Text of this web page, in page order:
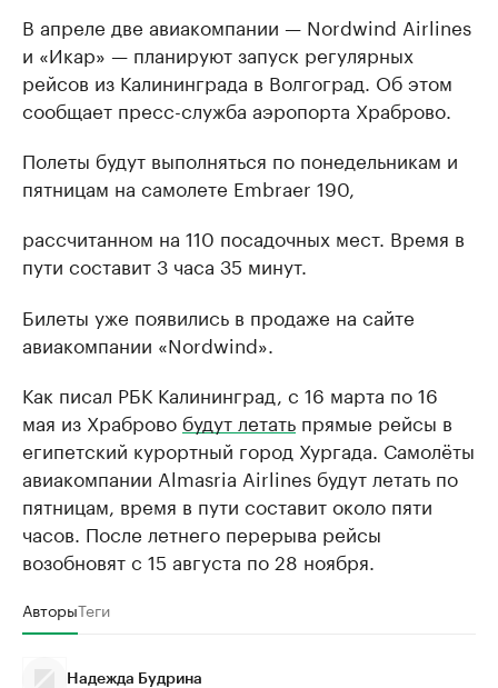
В апреле две авиакомпании — Nordwind Airlines
и «Икар» — планируют запуск регулярных
рейсов из Калининграда в Волгоград. Об этом
сообщает пресс-служба аэропорта Храброво.
Полеты будут выполняться по понедельникам и
пятницам на самолете Embraer 190,
рассчитанном на 110 посадочных мест. Время в
пути составит 3 часа 35 минут.
Билеты уже появились в продаже на сайте
авиакомпании «Nordwind».
Как писал РБК Калининград, с 16 марта по 16
мая из Храброво будут летать прямые рейсы в
египетский курортный город Хургада. Самолёты
авиакомпании Almasria Airlines будут летать по
пятницам, время в пути составит около пяти
часов. После летнего перерыва рейсы
возобновят с 15 августа по 28 ноября.
АвторыТеги
Надежда Будрина